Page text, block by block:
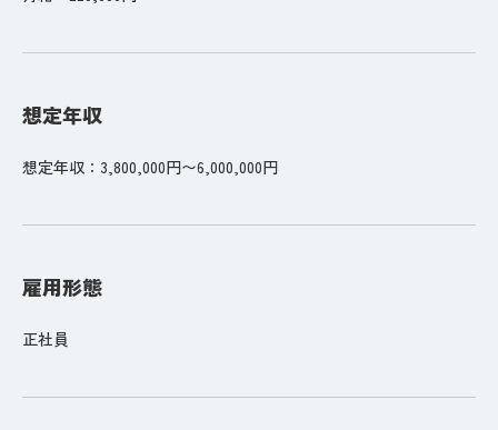
想定年収
想定年収：3,800,000円〜6,000,000円
雇用形態
正社員